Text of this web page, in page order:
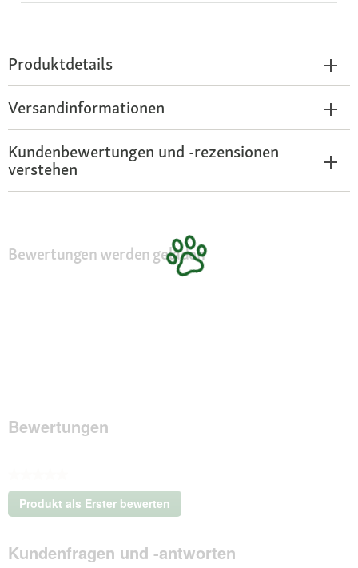
Produktdetails
Versandinformationen
Kundenbewertungen und -rezensionen
verstehen
Bewertungen werden geladen
Bewertungen
Kein
Beurteilungswert
Produkt als Erster bewerten
.
dieser
Aktion
Kundenfragen und -antworten